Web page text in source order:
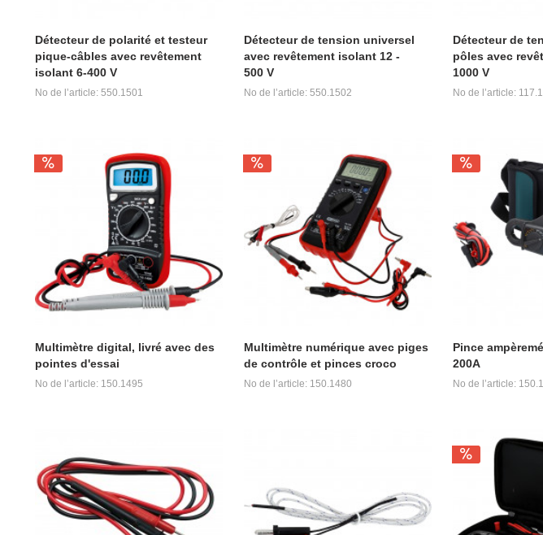
Détecteur de polarité et testeur
pique-câbles avec revêtement
isolant 6-400 V
No de l’article: 550.1501
Détecteur de tension universel
avec revêtement isolant 12 -
500 V
No de l’article: 550.1502
Détecteur de
pôles avec
1000 V
No de l’article:
Multimètre digital, livré avec des
pointes d'essai
No de l’article: 150.1495
Multimètre numérique avec piges
de contrôle et pinces croco
No de l’article: 150.1480
Pince
200A
No de l’article: